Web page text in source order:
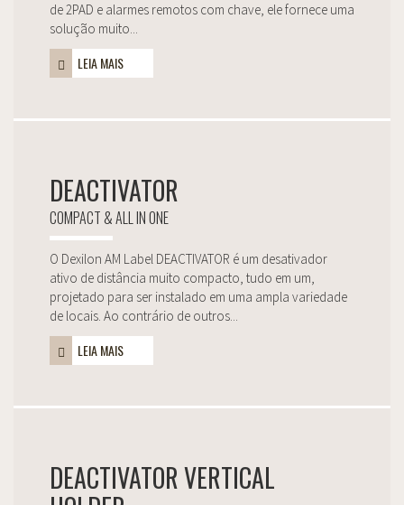
de 2PAD e alarmes remotos com chave, ele fornece uma
solução muito...
LEIA MAIS
DEACTIVATOR
COMPACT & ALL IN ONE
O Dexilon AM Label DEACTIVATOR é um desativador
ativo de distância muito compacto, tudo em um,
projetado para ser instalado em uma ampla variedade
de locais. Ao contrário de outros...
LEIA MAIS
DEACTIVATOR VERTICAL